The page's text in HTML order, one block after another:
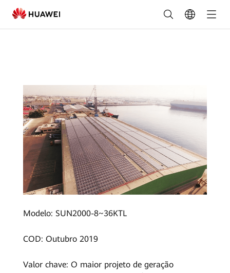
25.8MW
Distributed
Dubai
Global
Port
Group,
Dubai
Modelo: SUN2000-8~36KTL
COD: Outubro 2019
Valor chave: O maior projeto de geração